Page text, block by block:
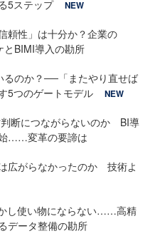
5ステップ
NEW
頼性」は十分か？企業の
とBIMI導入の勘所
るのか？──「またやり直せば
5つのゲートモデル
NEW
断につながらないのか BI導
……変革の要諦は
広がらなかったのか 技術よ
し使い物にならない……高精
データ整備の勘所